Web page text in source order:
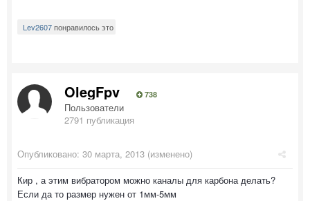
Lev2607понравилось это
OlegFpv 738
Пользователи
2791 публикация
Опубликовано: 30 марта, 2013 (изменено)
Кир , а этим вибратором можно каналы для карбона делать?
Если да то размер нужен от 1мм-5мм